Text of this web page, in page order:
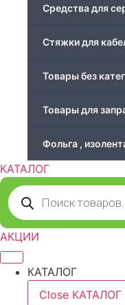
Средства для
Стяжки для
Товары без
Товары для
Фольга ,
КАТАЛОГ
Поиск
товаров
АКЦИИ
КАТАЛОГ
Close КАТАЛОГ